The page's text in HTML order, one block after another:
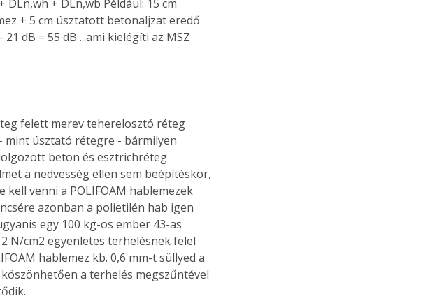
+ DLn,wb Például: 15 cm
+ 5 cm úsztatott betonaljzat eredő
dB = 55 dB ...ami kielégíti az MSZ
felett merev teherelosztó réteg
mint úsztató rétegre - bármilyen
beton és esztrichréteg
a nedvesség ellen sem beépítéskor,
venni a POLIFOAM hablemezek
azonban a polietilén hab igen
egy 100 kg-os ember 43-as
N/cm2 egyenletes terhelésnek felel
hablemez kb. 0,6 mm-t süllyed a
a terhelés megszűntével